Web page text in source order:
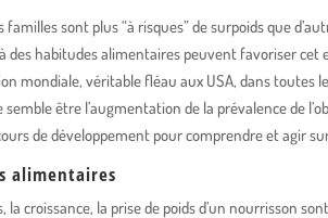
familles sont plus “à risques” de surpoids que
des habitudes alimentaires peuvent favoriser cet
mondiale, véritable fléau aux USA, dans toutes
semble être l’augmentation de la prévalence de
de développement pour comprendre et agir
alimentaires
la croissance, la prise de poids d’un nourrisson